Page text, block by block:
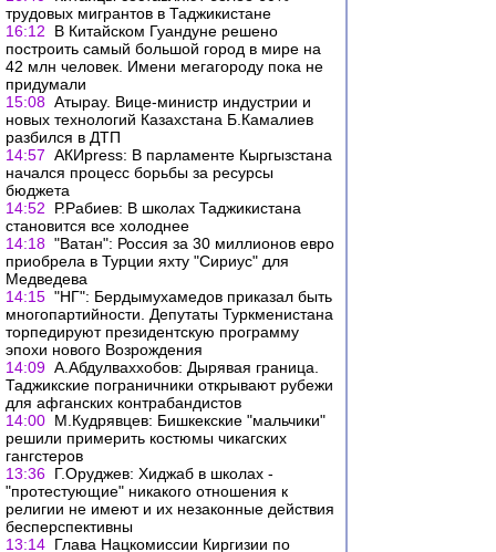
трудовых мигрантов в Таджикистане
16:12
В Китайском Гуандуне решено
построить самый большой город в мире на
42 млн человек. Имени мегагороду пока не
придумали
15:08 Атырау. Вице-министр индустрии и
новых технологий Казахстана Б.Камалиев
разбился в ДТП
14:57 АКИpress: В парламенте Кыргызстана
начался процесс борьбы за ресурсы
бюджета
14:52
Р.Рабиев: В школах Таджикистана
становится все холоднее
14:18 "Ватан": Россия за 30 миллионов евро
приобрела в Турции яхту "Сириус" для
Медведева
14:15 "НГ": Бердымухамедов приказал быть
многопартийности. Депутаты Туркменистана
торпедируют президентскую программу
эпохи нового Возрождения
14:09 А.Абдулваххобов: Дырявая граница.
Таджикские пограничники открывают рубежи
для афганских контрабандистов
14:00 М.Кудрявцев: Бишкекские "мальчики"
решили примерить костюмы чикагских
гангстеров
13:36 Г.Оруджев: Хиджаб в школах -
"протестующие" никакого отношения к
религии не имеют и их незаконные действия
бесперспективны
13:14 Глава Нацкомиссии Киргизии по